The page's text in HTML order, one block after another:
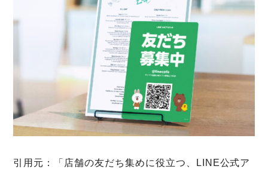
引用元：「店舗の友だち集めに役立つ、LINE公式ア